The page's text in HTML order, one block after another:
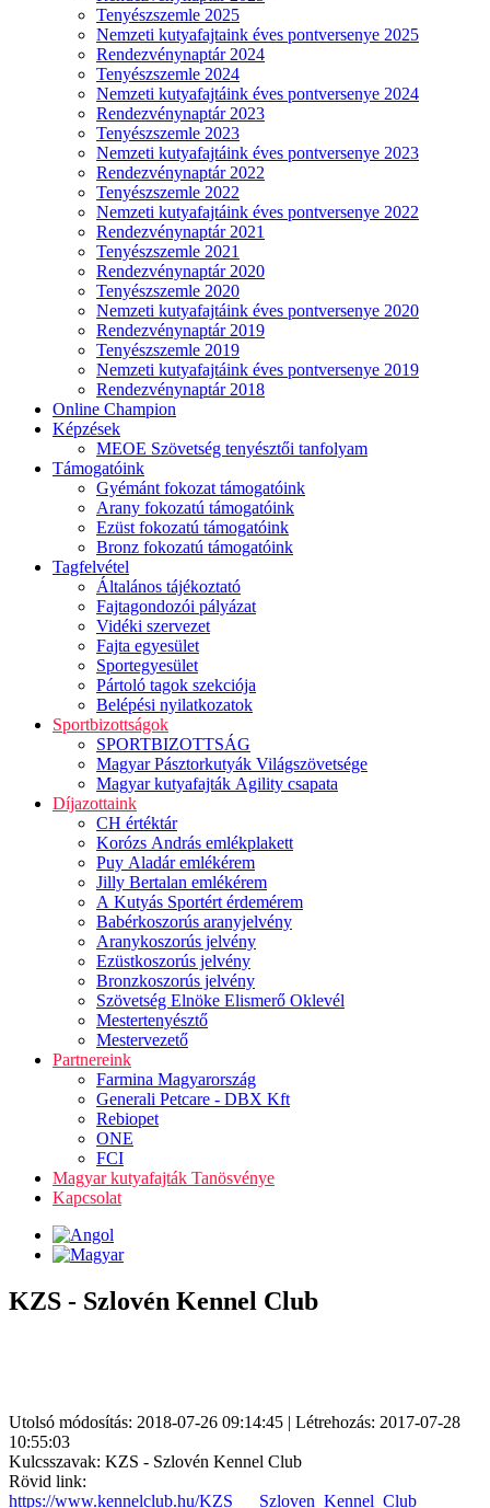
Tenyészszemle 2025
Nemzeti kutyafajtaink éves pontversenye 2025
Rendezvénynaptár 2024
Tenyészszemle 2024
Nemzeti kutyafajtáink éves pontversenye 2024
Rendezvénynaptár 2023
Tenyészszemle 2023
Nemzeti kutyafajtáink éves pontversenye 2023
Rendezvénynaptár 2022
Tenyészszemle 2022
Nemzeti kutyafajtáink éves pontversenye 2022
Rendezvénynaptár 2021
Tenyészszemle 2021
Rendezvénynaptár 2020
Tenyészszemle 2020
Nemzeti kutyafajtáink éves pontversenye 2020
Rendezvénynaptár 2019
Tenyészszemle 2019
Nemzeti kutyafajtáink éves pontversenye 2019
Rendezvénynaptár 2018
Online Champion
Képzések
MEOE Szövetség tenyésztői tanfolyam
Támogatóink
Gyémánt fokozat támogatóink
Arany fokozatú támogatóink
Ezüst fokozatú támogatóink
Bronz fokozatú támogatóink
Tagfelvétel
Általános tájékoztató
Fajtagondozói pályázat
Vidéki szervezet
Fajta egyesület
Sportegyesület
Pártoló tagok szekciója
Belépési nyilatkozatok
Sportbizottságok
SPORTBIZOTTSÁG
Magyar Pásztorkutyák Világszövetsége
Magyar kutyafajták Agility csapata
Díjazottaink
CH értéktár
Korózs András emlékplakett
Puy Aladár emlékérem
Jilly Bertalan emlékérem
A Kutyás Sportért érdemérem
Babérkoszorús aranyjelvény
Aranykoszorús jelvény
Ezüstkoszorús jelvény
Bronzkoszorús jelvény
Szövetség Elnöke Elismerő Oklevél
Mestertenyésztő
Mestervezető
Partnereink
Farmina Magyarország
Generali Petcare - DBX Kft
Rebiopet
ONE
FCI
Magyar kutyafajták Tanösvénye
Kapcsolat
KZS - Szlovén Kennel Club
Utolsó módosítás: 2018-07-26 09:14:45 | Létrehozás: 2017-07-28
10:55:03
Kulcsszavak: KZS - Szlovén Kennel Club
Rövid link:
https://www.kennelclub.hu/KZS___Szloven_Kennel_Club